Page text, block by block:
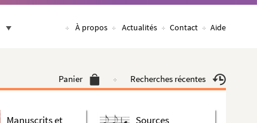
À propos Actualités Contact Aide
Panier Recherches récentes
Manuscrits et
Sources